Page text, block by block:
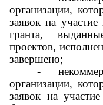
организации,
заявок на
гранта,
проектов,
завершено;
-
организации,
заявок на